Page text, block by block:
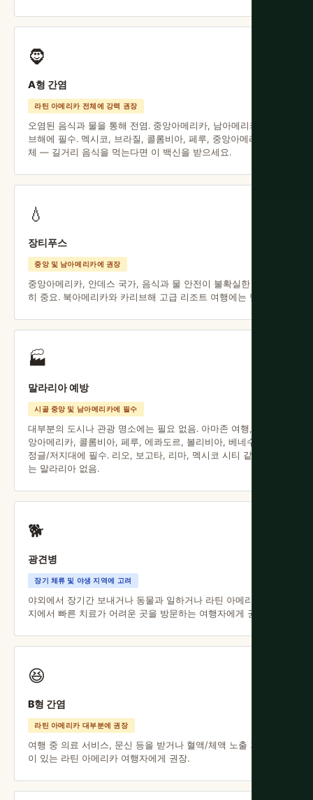
🧔
A형 간염
라틴 아메리카 전체에 강력 권장
오염된 음식과 물을 통해 전염. 중앙아메리카, 남아메리카, 카리
브해에 필수. 멕시코, 브라질, 콜롬비아, 페루, 중앙아메리카 전
체 — 길거리 음식을 먹는다면 이 백신을 받으세요.
💧
장티푸스
중앙 및 남아메리카에 권장
중앙아메리카, 안데스 국가, 음식과 물 안전이 불확실한 곳에 특
히 중요. 북아메리카와 카리브해 고급 리조트 여행에는 덜 중요.
🏭
말라리아 예방
시골 중앙 및 남아메리카에 필수
대부분의 도시나 관광 명소에는 필요 없음. 아마존 여행, 시골 중
앙아메리카, 콜롬비아, 페루, 에콰도르, 볼리비아, 베네수엘라의
정글/저지대에 필수. 리오, 보고타, 리마, 멕시코 시티 같은 도시
는 말라리아 없음.
🐕
광견병
장기 체류 및 야생 지역에 고려
야외에서 장기간 보내거나 동물과 일하거나 라틴 아메리카의 오
지에서 빠른 치료가 어려운 곳을 방문하는 여행자에게 권장.
😆
B형 간염
라틴 아메리카 대부분에 권장
여행 중 의료 서비스, 문신 등을 받거나 혈액/체액 노출 가능성
이 있는 라틴 아메리카 여행자에게 권장.